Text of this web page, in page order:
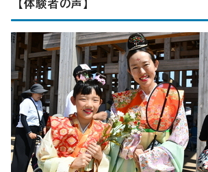
【体験者の声】